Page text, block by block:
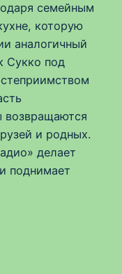
семейным
которую
аналогичный
Сукко под
возвращаются
и родных.
делает
поднимает